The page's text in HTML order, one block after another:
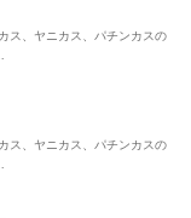
ス、ヤニカス、パチンカスの
ス、ヤニカス、パチンカスの